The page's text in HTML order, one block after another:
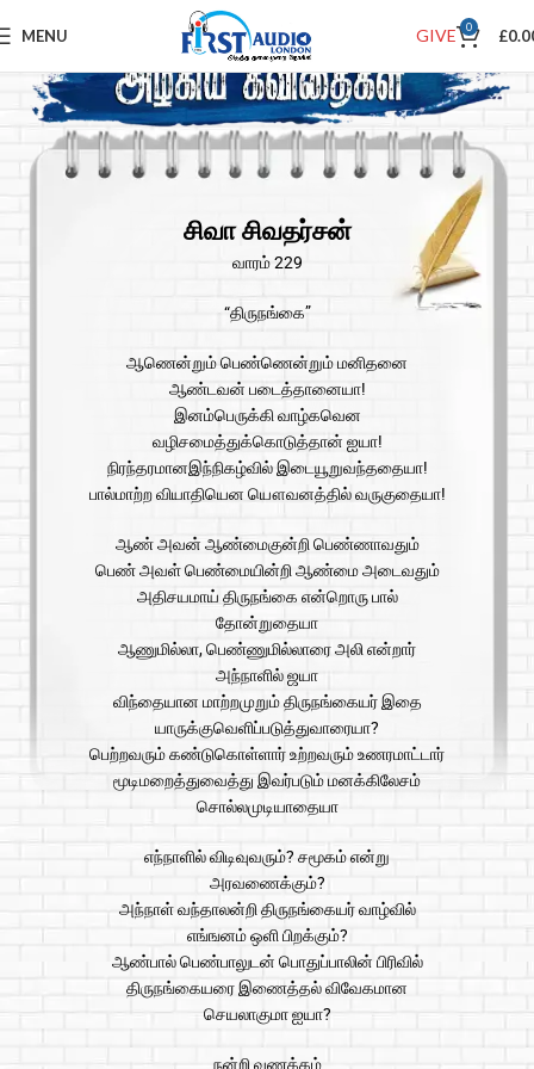
MENU GIVE 0 £
சிவா சிவதர்சன்
வாரம் 229
“திருநங்கை”
ஆணென்றும் பெண்ணென்றும் மனிதனை
ஆண்டவன் படைத்தானையா!
இனம்பெருக்கி வாழ்கவென
வழிசமைத்துக்கொடுத்தான் ஐயா!
நிரந்தரமானஇந்நிகழ்வில் இடையூறுவந்ததையா!
பால்மாற்ற வியாதியென யௌவனத்தில் வருகுதையா!
ஆண் அவன் ஆண்மைகுன்றி பெண்ணாவதும்
பெண் அவள் பெண்மையின்றி ஆண்மை அடைவதும்
அதிசயமாய் திருநங்கை என்றொரு பால்
தோன்றுதையா
ஆணுமில்லா, பெண்ணுமில்லாரை அலி என்றார்
அந்நாளில் ஜயா
விந்தையான மாற்றமுறும் திருநங்கையர் இதை
யாருக்குவெளிப்படுத்துவாரையா?
பெற்றவரும் கண்டுகொள்ளார் உற்றவரும் உணரமாட்டார்
மூடிமறைத்துவைத்து இவர்படும் மனக்கிலேசம்
சொல்லமுடியாதையா
எந்நாளில் விடிவுவரும்? சமூகம் என்று
அரவணைக்கும்?
அந்நாள் வந்தாலன்றி திருநங்கையர் வாழ்வில்
எங்ஙனம் ஒளி பிறக்கும்?
ஆண்பால் பெண்பாலுடன் பொதுப்பாலின் பிரிவில்
திருநங்கையரை இணைத்தல் விவேகமான
செயலாகுமா ஐயா?
நன்றி வணக்கம்